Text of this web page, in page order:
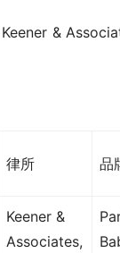
&
律所 品
Keener &
Associates,